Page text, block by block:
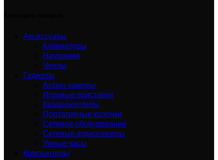
Аксессуары
Клавиатуры
Наушники
Чехлы
Гаджеты
Action-камеры
Игровые приставки
Квадрокоптеры
Портативные колонки
Сетевое оборудование
Сетевые аудиоплееры
Умные часы
Компьютеры